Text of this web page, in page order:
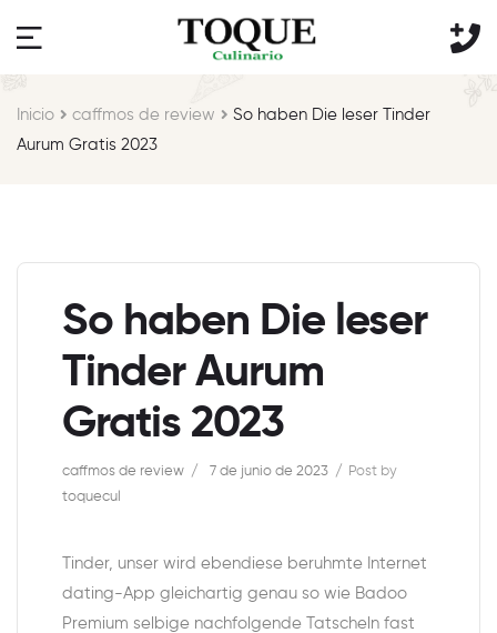
Inicio caffmos de review
So haben Die leser Tinder
Aurum Gratis 2023
So haben Die leser
Tinder Aurum
Gratis 2023
caffmos de review 7 de junio de 2023
Post by
toquecul
Tinder, unser wird ebendiese beruhmte Internet
dating-App gleichartig genau so wie Badoo
Premium selbige nachfolgende Tatscheln fast